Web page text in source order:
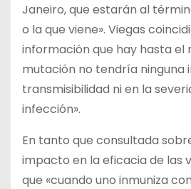
Janeiro, que estarán al
o la que viene». Viegas
información que hay hasta el
mutación no tendría ninguna
transmisibilidad ni en la
infección».
En tanto que consultada
impacto en la eficacia de las
que «cuando uno inmuniza